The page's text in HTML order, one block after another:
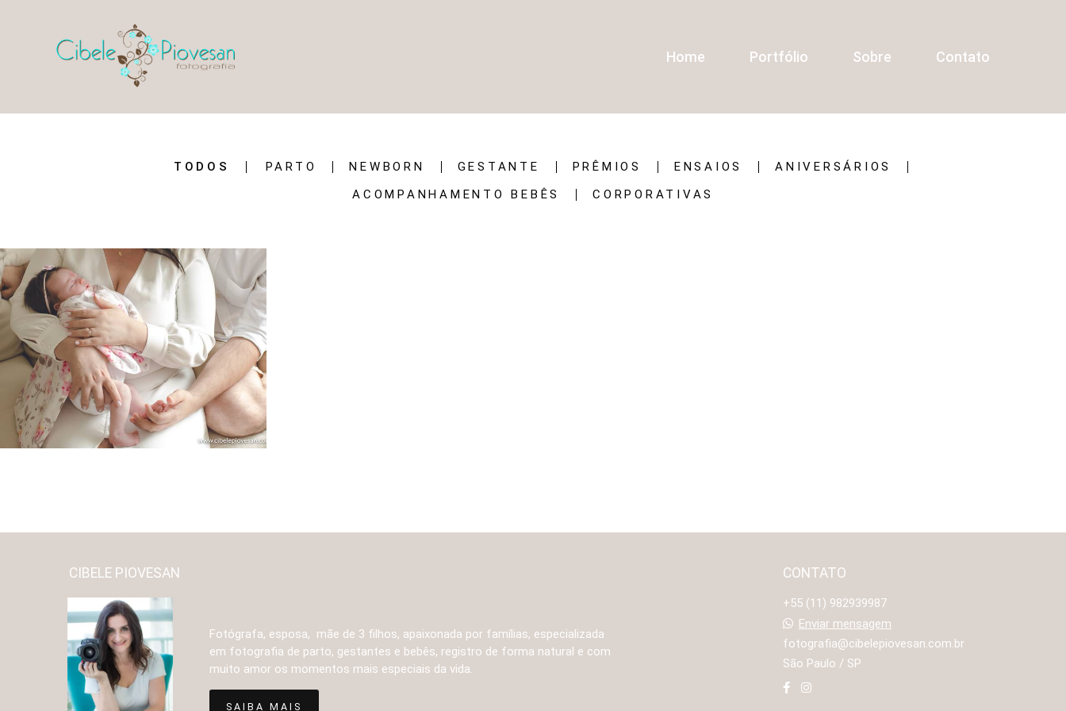
Home Portfólio Sobre Contato
TODOS PARTO NEWBORN GESTANTE PRÊMIOS ENSAIOS
ANIVERSÁRIOS
ACOMPANHAMENTO BEBÊS
CORPORATIVAS
3210 0
CIBELE PIOVESAN
Fotógrafa, esposa, mãe de 3 filhos, apaixonada por famílias, especializada
em fotografia de parto, gestantes e bebês, registro de forma natural e com
muito amor os momentos mais especiais da vida.
SAIBA MAIS
CONTATO
+55 (11) 982939987
Enviar mensagem
fotografia@cibelepiovesan.com.br
São Paulo / SP